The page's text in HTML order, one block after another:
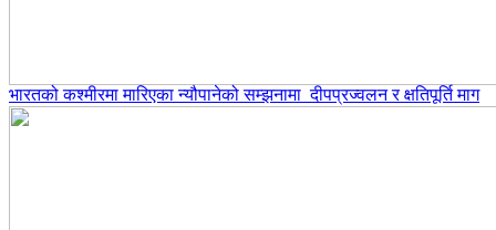
भारतको कश्मीरमा मारिएका न्यौपानेको सम्झनामा दीपप्रज्वलन र क्षतिपूर्ति माग